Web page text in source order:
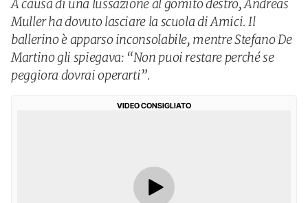
A causa di una lussazione al gomito destro, Andreas
Muller ha dovuto lasciare la scuola di Amici. Il
ballerino è apparso inconsolabile, mentre Stefano De
Martino gli spiegava: “Non puoi restare perché se
peggiora dovrai operarti”.
VIDEO CONSIGLIATO